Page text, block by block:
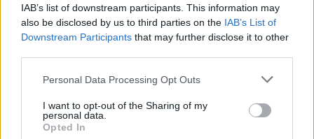
IAB’s list of downstream participants. This information may
also be disclosed by us to third parties on the IAB’s List of
Downstream Participants that may further disclose it to other
Personal Data Processing Opt Outs
I want to opt-out of the Sharing of my
personal data.
Opted In
Vaizdai iš tragiškos avarijos Vilniaus r.: dviejų moterų ir
vaiko gyvybių išgelbėti nepavyko
Lietuvos diena
32 laipsnių šilumos
Žinios | Orai